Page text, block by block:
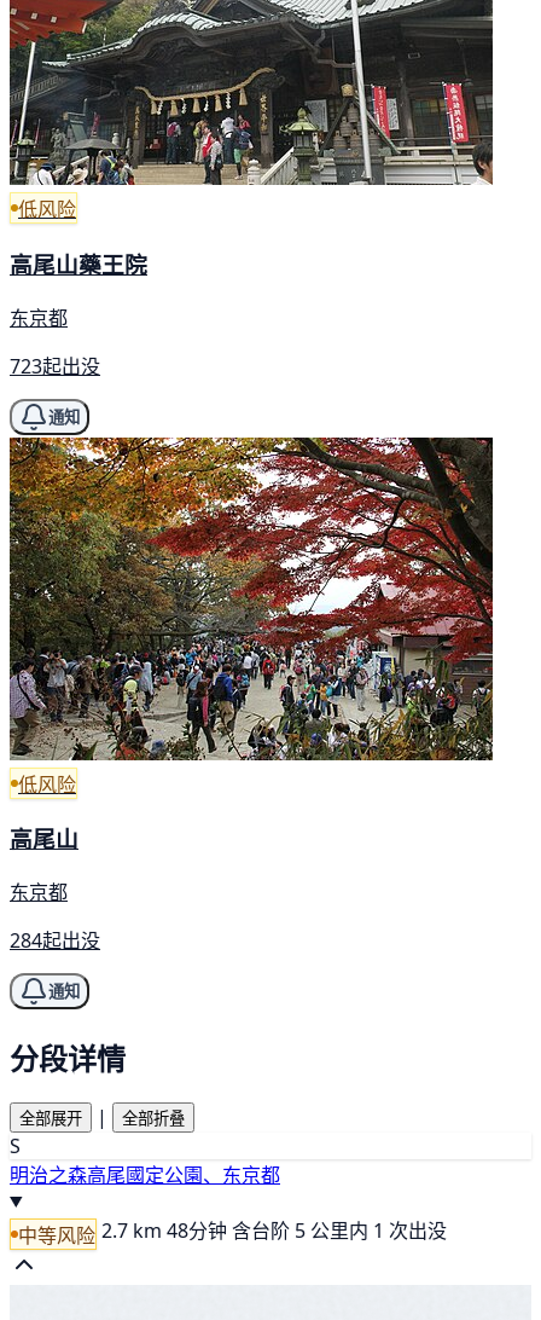
低风险
高尾山藥王院
东京都
723起出没
通知
低风险
高尾山
东京都
284起出没
通知
分段详情
全部展开 | 全部折叠
S
明治之森高尾國定公園、东京都
中等风险 2.7 km 48分钟 含台阶 5 公里内 1 次出没